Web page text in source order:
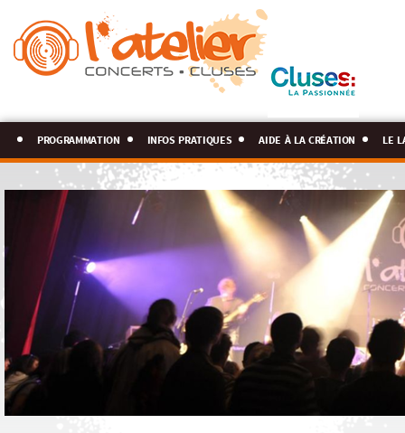
programmation infos pratiques aide à la création le